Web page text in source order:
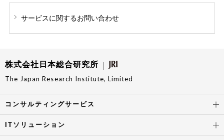
サービスに関するお問い合わせ
株式会社日本総合研究所
The Japan Research Institute, Limited
コンサルティングサービス
ITソリューション